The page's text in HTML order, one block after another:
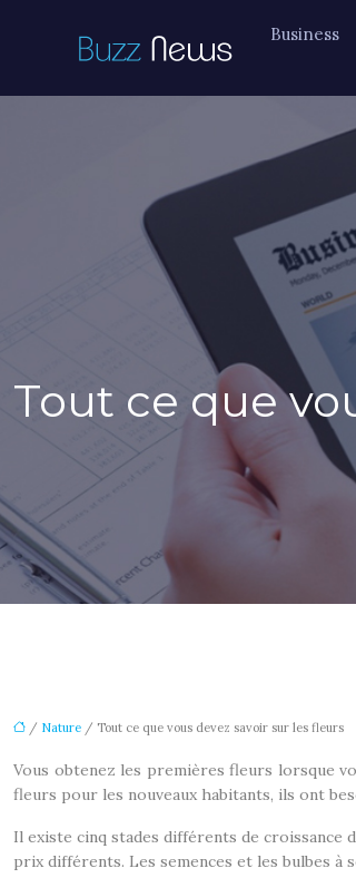
Business
Tout ce que
/ Nature / Tout ce que vous devez savoir sur les fleurs
Vous obtenez les premières fleurs lorsque
fleurs pour les nouveaux habitants, ils ont
Il existe cinq stades différents de croissance
prix différents. Les semences et les bulbes à